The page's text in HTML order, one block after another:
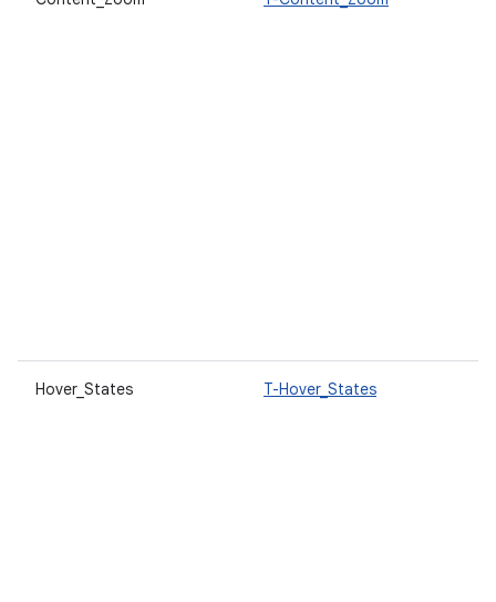
Hover_States T-Hover_States